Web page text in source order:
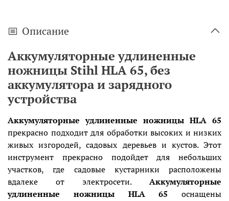
Описание
Аккумуляторные удлиненные
ножницы Stihl HLA 65, без
аккумулятора и зарядного
устройства
Аккумуляторные удлиненные ножницы HLA 65
прекрасно подходит для обработки высоких и низких
живых изгородей, садовых деревьев и кустов. Этот
инструмент прекрасно подойдет для небольших
участков, где садовые кустарники расположены
вдалеке от электросети. Аккумуляторные
удлиненные ножницы HLA 65 оснащены